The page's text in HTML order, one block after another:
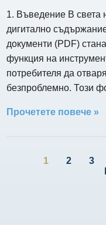
1. Въведение В света
дигитално
документи (PDF)
функция на
потребителя да
безпроблемно. Този
Прочетете повече »
1 2 3